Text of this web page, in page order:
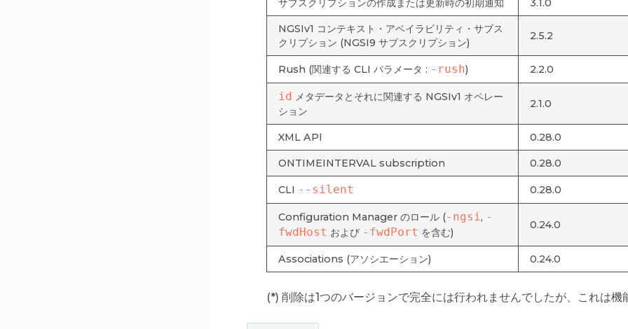
サブスクリプションの作成または更新時の初期通知 3.1.0
NGSIv1 コンテキスト・アベイラビリティ・サブス
クリプション (NGSI9 サブスクリプション)
2.5.2
Rush (関連する CLI パラメータ : -rush) 2.2.0
id メタデータとそれに関連する NGSIv1 オペレー
ション
2.1.0
XML API 0.28.0
ONTIMEINTERVAL subscription 0.28.0
CLI --silent 0.28.0
Configuration Manager のロール (-ngsi, -
fwdHost および -fwdPort を含む)
0.24.0
Associations (アソシエーション) 0.24.0
(*) 削除は1つのバージョンで完全には行われませんでしたが、これは